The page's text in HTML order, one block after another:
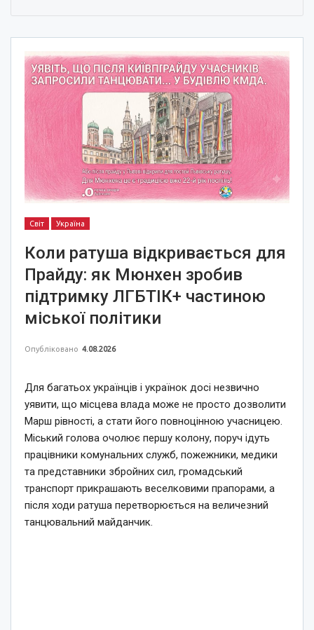
Світ Україна
Коли ратуша відкривається для
Прайду: як Мюнхен зробив
підтримку ЛГБТІК+ частиною
міської політики
Опубліковано 4.08.2026
Для багатьох українців і українок досі незвично
уявити, що місцева влада може не просто дозволити
Марш рівності, а стати його повноцінною учасницею.
Міський голова очолює першу колону, поруч ідуть
працівники комунальних служб, пожежники, медики
та представники збройних сил, громадський
транспорт прикрашають веселковими прапорами, а
після ходи ратуша перетворюється на величезний
танцювальний майданчик.